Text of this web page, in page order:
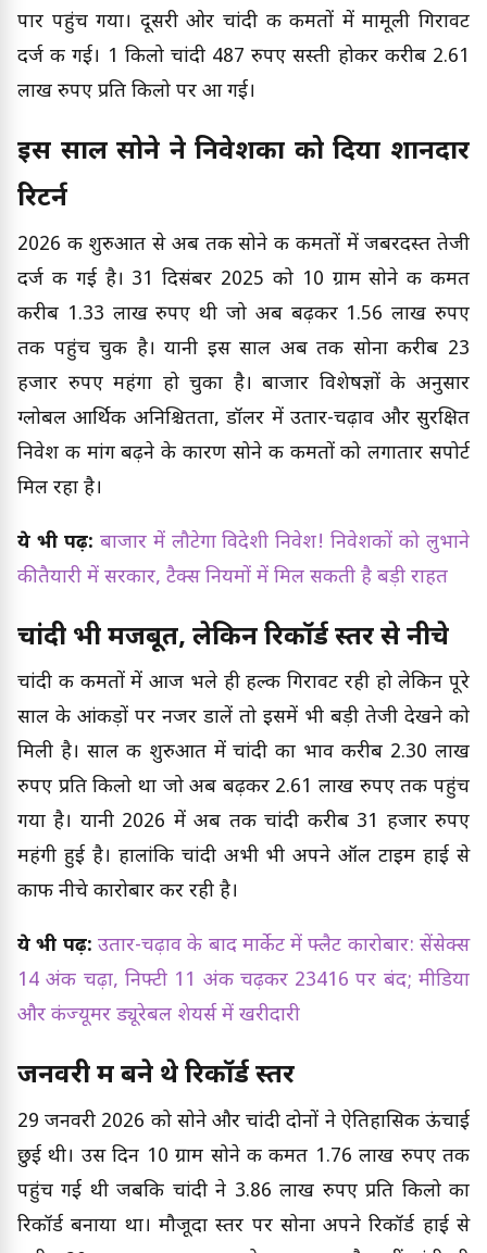
पार पहुंच गया। दूसरी ओर चांदी की कीमतों में मामूली गिरावट
दर्ज की गई। 1 किलो चांदी 487 रुपए सस्ती होकर करीब 2.61
लाख रुपए प्रति किलो पर आ गई।
इस साल सोने ने निवेशकों को दिया शानदार
रिटर्न
2026 की शुरुआत से अब तक सोने की कीमतों में जबरदस्त तेजी
दर्ज की गई है। 31 दिसंबर 2025 को 10 ग्राम सोने की कीमत
करीब 1.33 लाख रुपए थी जो अब बढ़कर 1.56 लाख रुपए
तक पहुंच चुकी है। यानी इस साल अब तक सोना करीब 23
हजार रुपए महंगा हो चुका है। बाजार विशेषज्ञों के अनुसार
ग्लोबल आर्थिक अनिश्चितता, डॉलर में उतार-चढ़ाव और सुरक्षित
निवेश की मांग बढ़ने के कारण सोने की कीमतों को लगातार सपोर्ट
मिल रहा है।
ये भी पढ़ें: बाजार में लौटेगा विदेशी निवेश! निवेशकों को लुभाने
की तैयारी में सरकार, टैक्स नियमों में मिल सकती है बड़ी राहत
चांदी भी मजबूत, लेकिन रिकॉर्ड स्तर से नीचे
चांदी की कीमतों में आज भले ही हल्की गिरावट रही हो लेकिन पूरे
साल के आंकड़ों पर नजर डालें तो इसमें भी बड़ी तेजी देखने को
मिली है। साल की शुरुआत में चांदी का भाव करीब 2.30 लाख
रुपए प्रति किलो था जो अब बढ़कर 2.61 लाख रुपए तक पहुंच
गया है। यानी 2026 में अब तक चांदी करीब 31 हजार रुपए
महंगी हुई है। हालांकि चांदी अभी भी अपने ऑल टाइम हाई से
काफी नीचे कारोबार कर रही है।
ये भी पढ़ें: उतार-चढ़ाव के बाद मार्केट में फ्लैट कारोबार: सेंसेक्स
14 अंक चढ़ा, निफ्टी 11 अंक चढ़कर 23416 पर बंद; मीडिया
और कंज्यूमर ड्यूरेबल शेयर्स में खरीदारी
जनवरी में बने थे रिकॉर्ड स्तर
29 जनवरी 2026 को सोने और चांदी दोनों ने ऐतिहासिक ऊंचाई
छुई थी। उस दिन 10 ग्राम सोने की कीमत 1.76 लाख रुपए तक
पहुंच गई थी जबकि चांदी ने 3.86 लाख रुपए प्रति किलो का
रिकॉर्ड बनाया था। मौजूदा स्तर पर सोना अपने रिकॉर्ड हाई से